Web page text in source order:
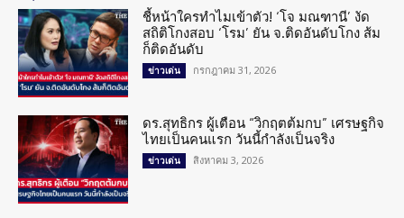
ชี้หน้าใครทำไมเข้าตัว! ‘โจ มณฑานี’ งัด
สถิติโกงสอบ ‘โรม’ ยัน จ.ติดอันดับโกง ส้ม
ก็ติดอันดับ
ข่าวเด่น กรกฎาคม 31, 2026
ดร.สุทธิกร ผู้เตือน “วิกฤตต้มกบ” เศรษฐกิจ
ไทยเป็นคนแรก วันนี้กำลังเป็นจริง
ข่าวเด่น สิงหาคม 3, 2026